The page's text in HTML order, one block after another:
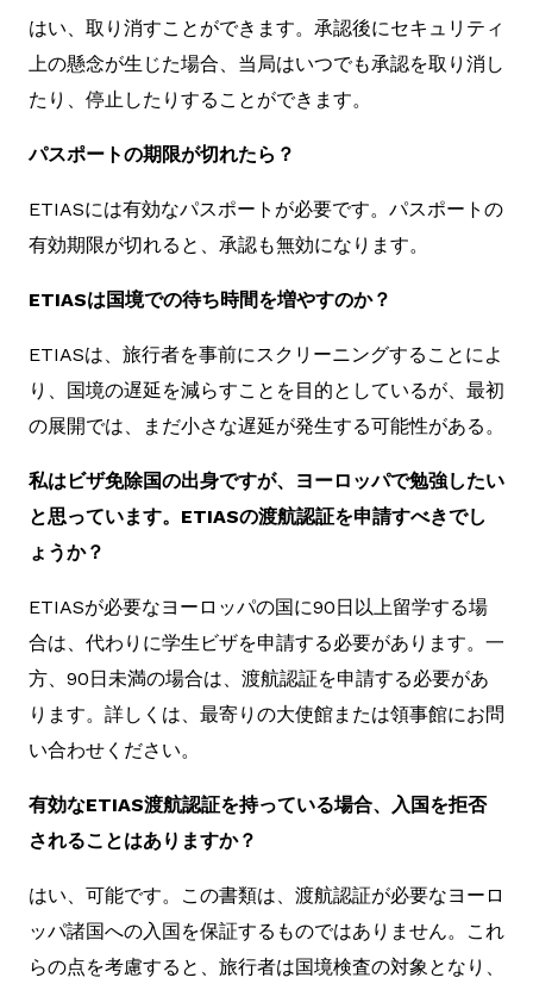
はい、取り消すことができます。承認後にセキュリティ
上の懸念が生じた場合、当局はいつでも承認を取り消し
たり、停止したりすることができます。
パスポートの期限が切れたら？
ETIASには有効なパスポートが必要です。パスポートの
有効期限が切れると、承認も無効になります。
ETIASは国境での待ち時間を増やすのか？
ETIASは、旅行者を事前にスクリーニングすることによ
り、国境の遅延を減らすことを目的としているが、最初
の展開では、まだ小さな遅延が発生する可能性がある。
私はビザ免除国の出身ですが、ヨーロッパで勉強したい
と思っています。ETIASの渡航認証を申請すべきでし
ょうか？
ETIASが必要なヨーロッパの国に90日以上留学する場
合は、代わりに学生ビザを申請する必要があります。一
方、90日未満の場合は、渡航認証を申請する必要があ
ります。詳しくは、最寄りの大使館または領事館にお問
い合わせください。
有効なETIAS渡航認証を持っている場合、入国を拒否
されることはありますか？
はい、可能です。この書類は、渡航認証が必要なヨーロ
ッパ諸国への入国を保証するものではありません。これ
らの点を考慮すると、旅行者は国境検査の対象となり、